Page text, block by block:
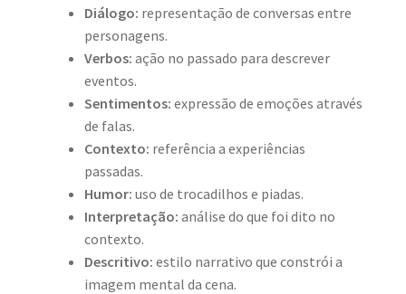
Diálogo: representação de conversas entre
personagens.
Verbos: ação no passado para descrever
eventos.
Sentimentos: expressão de emoções através
de falas.
Contexto: referência a experiências
passadas.
Humor: uso de trocadilhos e piadas.
Interpretação: análise do que foi dito no
contexto.
Descritivo: estilo narrativo que constrói a
imagem mental da cena.